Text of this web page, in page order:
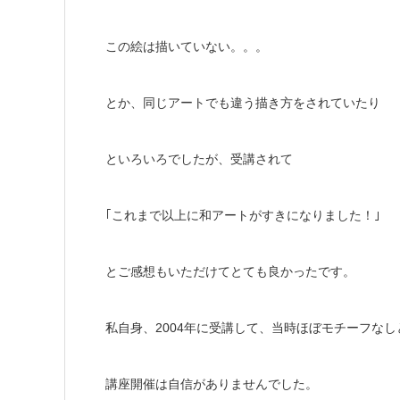
この絵は描いていない。。。
とか、同じアートでも違う描き方をされていたり
といろいろでしたが、受講されて
｢これまで以上に和アートがすきになりました！｣
とご感想もいただけてとても良かったです。
私自身、2004年に受講して、当時ほぼモチーフな
講座開催は自信がありませんでした。